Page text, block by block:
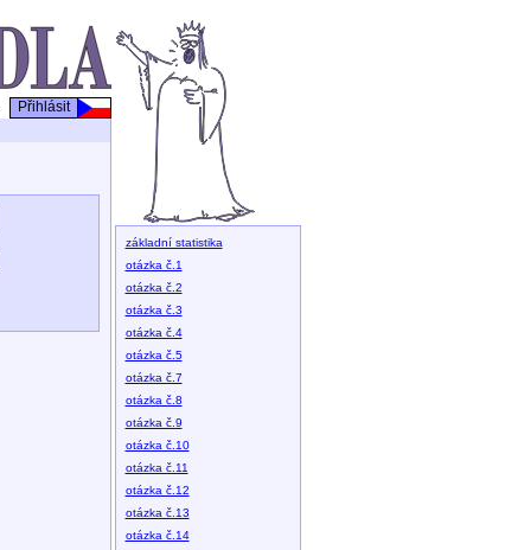
Přihlásit
základní statistika
otázka č.1
otázka č.2
otázka č.3
otázka č.4
otázka č.5
otázka č.7
otázka č.8
otázka č.9
otázka č.10
otázka č.11
otázka č.12
otázka č.13
otázka č.14